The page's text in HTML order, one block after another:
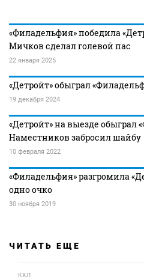
«Филадельфия» победила
Мичков сделал голевой пас
22 января 2025
«Детройт» обыграл
19 декабря 2024
«Детройт» на выезде обыграл
Наместников забросил шайбу
10 февраля 2022
«Филадельфия» разгромила
одно очко
30 ноября 2019
ЧИТАТЬ ЕЩЕ
КХЛ